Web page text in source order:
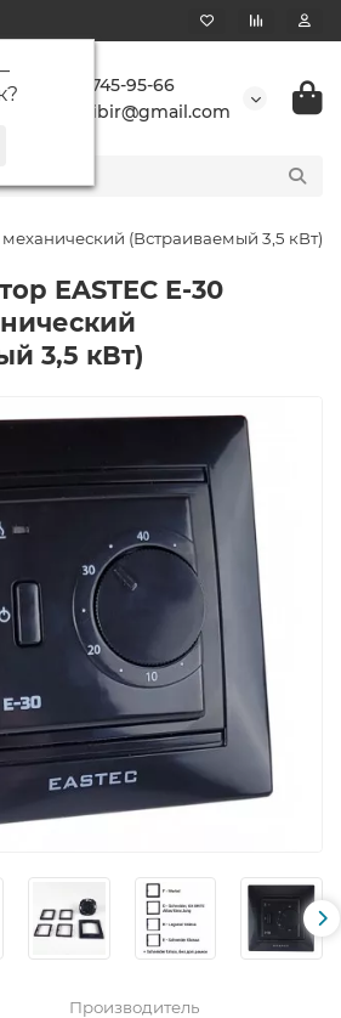
?
+7 923 745-95-66
buransibir@gmail.com
(Встраиваемый 3,5 кВт)
EASTEC E-30
3,5 кВт)
Производитель